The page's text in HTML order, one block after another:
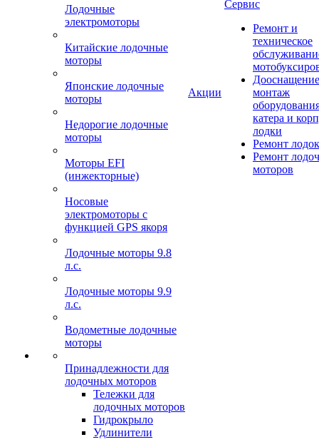
Лодочные
электромоторы
Китайские лодочные
моторы
Японские лодочные
моторы
Недорогие лодочные
моторы
Моторы EFI
(инжекторные)
Носовые
электромоторы с
функцией GPS якоря
Лодочные моторы 9.8
л.с.
Лодочные моторы 9.9
л.с.
Водометные лодочные
моторы
Принадлежности для
лодочных моторов
Тележки для
лодочных моторов
Гидрокрыло
Удлинители
Акции
Сервис
Ремонт и
техническое
монтаж
катера и
лодки
Ремонт
Ремонт
моторов